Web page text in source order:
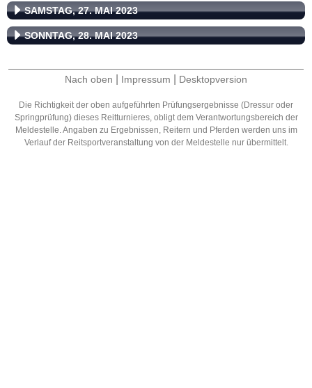
SAMSTAG, 27. MAI 2023
SONNTAG, 28. MAI 2023
Nach oben Impressum Desktopversion
Die Richtigkeit der oben aufgeführten Prüfungsergebnisse (Dressur oder
Springprüfung) dieses Reitturnieres, obligt dem Verantwortungsbereich der
Meldestelle. Angaben zu Ergebnissen, Reitern und Pferden werden uns im
Verlauf der Reitsportveranstaltung von der Meldestelle nur übermittelt.